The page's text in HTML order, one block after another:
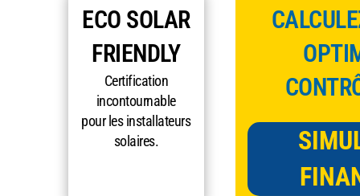
ECO SOLAR
FRIENDLY
Certification
incontournable
pour les installateurs
solaires.